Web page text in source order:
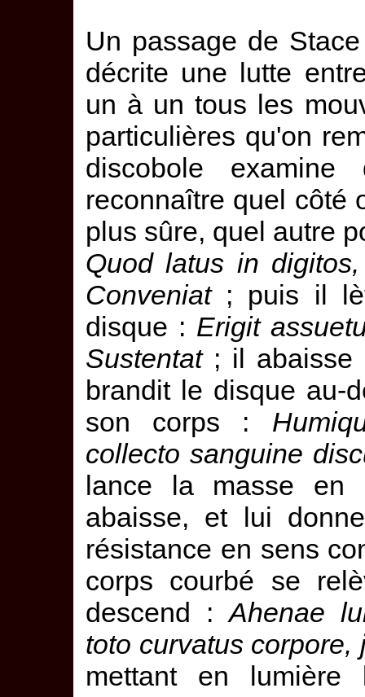
Un passage de
décrite une lutte
un à un tous les
particulières qu'on
discobole
reconnaître quel côté
plus sûre, quel autre
Quod latus in
Conveniat; puis il
disque : Erigit
Sustentat; il abaisse
brandit le disque au-
son corps :
collecto sanguine
lance la masse en
abaisse, et lui
résistance en sens
corps courbé se
descend :Ahenae
toto curvatus corpore,
mettant en